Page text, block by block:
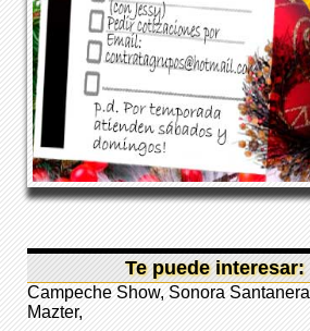
Te puede interesar:
Campeche Show, Sonora Santanera
Mazter,